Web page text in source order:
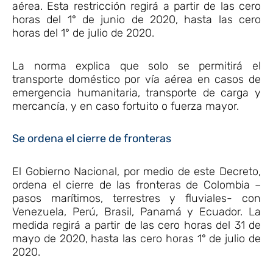
aérea. Esta restricción regirá a partir de las cero
horas del 1° de junio de 2020, hasta las cero
horas del 1° de julio de 2020.
La norma explica que solo se permitirá el
transporte doméstico por vía aérea en casos de
emergencia humanitaria, transporte de carga y
mercancía, y en caso fortuito o fuerza mayor.
Se ordena el cierre de fronteras
El Gobierno Nacional, por medio de este Decreto,
ordena el cierre de las fronteras de Colombia –
pasos marítimos, terrestres y fluviales- con
Venezuela, Perú, Brasil, Panamá y Ecuador. La
medida regirá a partir de las cero horas del 31 de
mayo de 2020, hasta las cero horas 1° de julio de
2020.